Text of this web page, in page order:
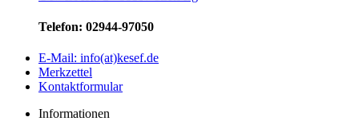
Telefon: 02944-97050
E-Mail: info(at)kesef.de
Merkzettel
Kontaktformular
Informationen